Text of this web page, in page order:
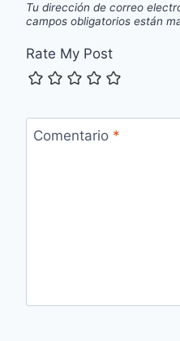
Tu dirección de correo
campos obligatorios están
Rate My Post
Comentario *